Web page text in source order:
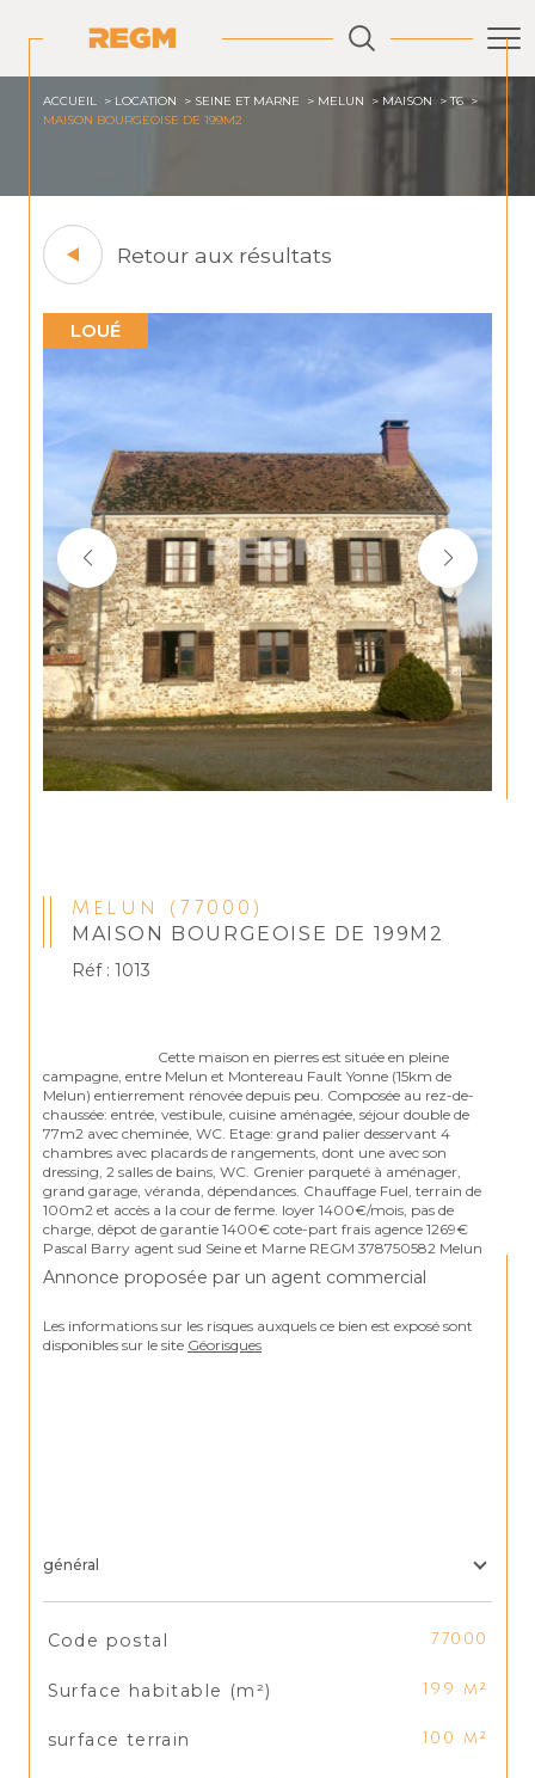
ACCUEIL LOCATION SEINE ET MARNE MELUN MAISON
T6
MAISON BOURGEOISE DE 199M2
Retour aux résultats
LOUÉ
Melun (77000)
MAISON BOURGEOISE DE 199M2
Réf : 1013
campagne, entre Melun et Montereau Fault Yonne (15km de
Melun) entierrement rénovée depuis peu. Composée au rez-de-
chaussée: entrée, vestibule, cuisine aménagée, séjour double de
77m2 avec cheminée, WC. Etage: grand palier desservant 4
chambres avec placards de rangements, dont une avec son
dressing, 2 salles de bains, WC. Grenier parqueté à aménager,
grand garage, véranda, dépendances. Chauffage Fuel, terrain de
100m2 et accès a la cour de ferme. loyer 1400€/mois, pas de
charge, dêpot de garantie 1400€ cote-part frais agence 1269€
Annonce proposée par un agent commercial
Les informations sur les risques auxquels ce bien est exposé sont
disponibles sur le site Géorisques
général
TRAD_SIROCCO_Caracteristique
Code postal 77000
Surface habitable (m²) 199 m²
surface terrain 100 m²